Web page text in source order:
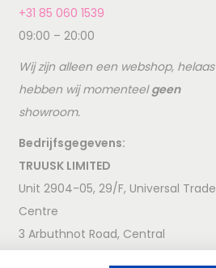
+31 85 060 1539
09:00 – 20:00
Wij zijn alleen een webshop, helaas
hebben wij momenteelgeen
showroom.
Bedrijfsgegevens:
TRUUSK LIMITED
Unit 2904-05, 29/F, Universal Trade
Centre
3 Arbuthnot Road, Central